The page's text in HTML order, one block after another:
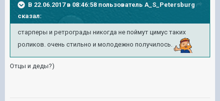
В 22.06.2017 в 08:46:58 пользователь A_S_Petersburg
сказал:
старперы и ретрограды никогда не поймут цимус таких
роликов. очень стильно и молодежно получилось.
Отцы и деды?)